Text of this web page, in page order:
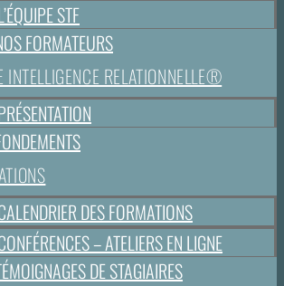
STF
FORMATEURS
INTELLIGENCE RELATIONNELLE®
DES FORMATIONS
– ATELIERS EN LIGNE
DE STAGIAIRES